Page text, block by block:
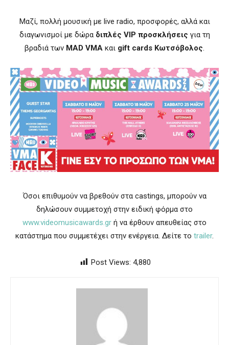
Μαζί, πολλή μουσική με live radio, προσφορές, αλλά και
διαγωνισμοί με δώρα διπλές VIP προσκλήσεις για τη
βραδιά των MAD VMA και gift cards Κωτσόβολος.
Όσοι επιθυμούν να βρεθούν στα castings, μπορούν να
δηλώσουν συμμετοχή στην ειδική φόρμα στο
www.videomusicawards.gr ή να έρθουν απευθείας στο
κατάστημα που συμμετέχει στην ενέργεια. Δείτε το trailer.
Post Views: 4,880